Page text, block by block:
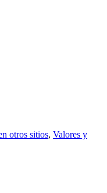
otros sitios, Valores y